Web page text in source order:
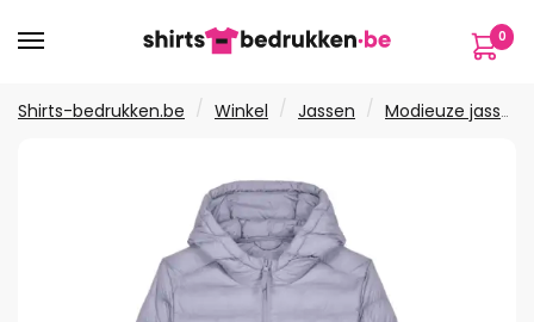
naar
naar
inhoud
0
Shirts-bedrukken.be / Winkel / Jassen / Modieuze jassen